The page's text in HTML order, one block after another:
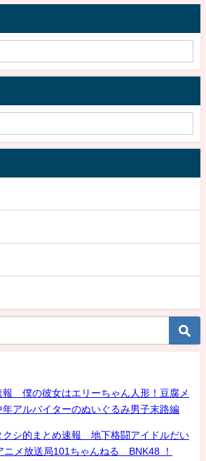
報 僕の彼女はエリーちゃん人形！豆腐メ
年アルバイターのぬいぐるみ男子末路編
シ的まとめ速報 地下格闘アイドルだい
メ放送局101ちゃんねる BNK48 ！